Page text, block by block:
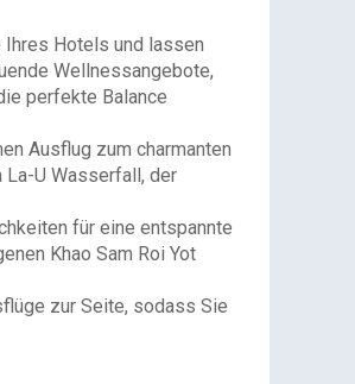
Ihres Hotels und lassen
Wellnessangebote,
perfekte Balance
Ausflug zum charmanten
U Wasserfall, der
für eine entspannte
Khao Sam Roi Yot
zur Seite, sodass Sie